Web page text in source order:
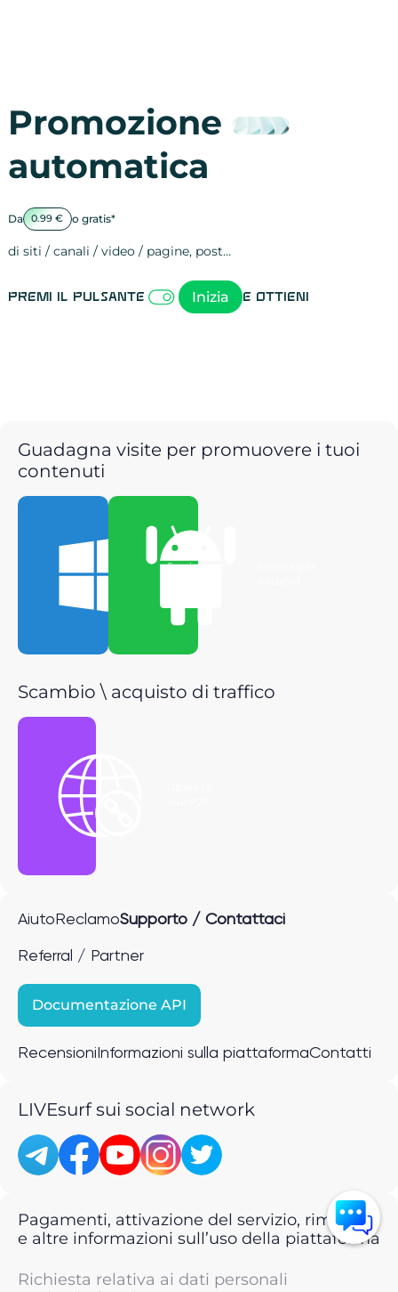
Promozione
automatica
Da 0.99 € o gratis*
di siti / canali / video / pagine, post…
Premi il pulsante Inizia e ottieni
Guadagna visite per promuovere i tuoi
contenuti
Scarica per
Scambio \ acquisto di traffico
Aiuto ReclamoSupporto / Contattaci
Referral / Partner
Documentazione API
Recensioni Informazioni sulla piattaformaContatti
LIVEsurf sui social network
Pagamenti, attivazione del servizio, rimborsi
e altre informazioni sull’uso della piattaforma
Richiesta relativa ai dati personali